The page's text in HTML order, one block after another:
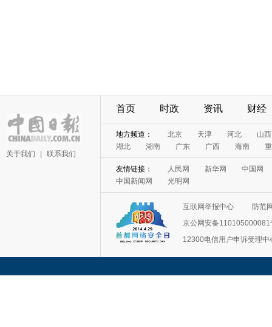
关于我们 联系我们
首页 时政 资讯 财经
地方频道： 北京 天津 河北
山西
湖北
湖南 广东 广西 海南
友情链接： 人民网 新华网
中国网
中国新闻网
光明网
互联网举报中心
防范
京公网安备110105000081
12300电信用户申诉受理中